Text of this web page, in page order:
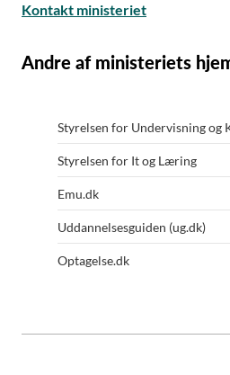
Kontakt ministeriet
Andre af ministeriets
Styrelsen for Undervisning og
Styrelsen for It og Læring
Emu.dk
Uddannelsesguiden (ug.dk)
Optagelse.dk